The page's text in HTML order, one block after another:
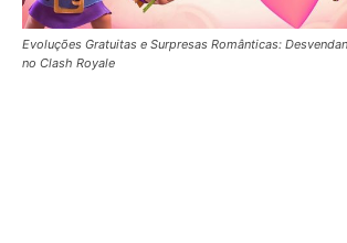
Evoluções Gratuitas e Surpresas Românticas:
no Clash Royale